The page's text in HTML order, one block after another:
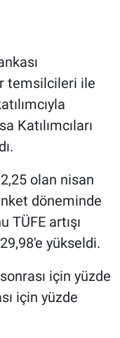
temsilcileri ile
Katılımcıları
olan nisan
döneminde
TÜFE artışı
yükseldi.
için yüzde
için yüzde